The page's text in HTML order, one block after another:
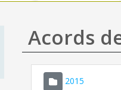
Acords
2015